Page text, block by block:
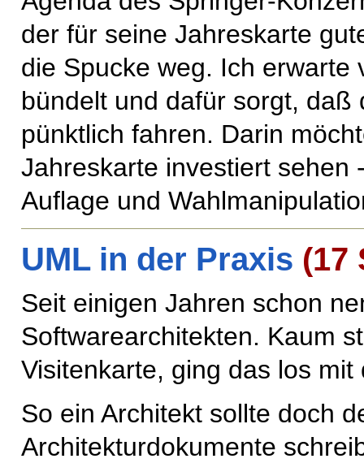
der für seine Jahreskarte
die Spucke weg. Ich
bündelt und dafür sorgt,
pünktlich fahren. Darin
Jahreskarte investiert sehen
Auflage und
UML in der Praxis (17
Seit einigen Jahren schon
Softwarearchitekten. Kaum
Visitenkarte, ging das los
So ein Architekt sollte doch
Architekturdokumente